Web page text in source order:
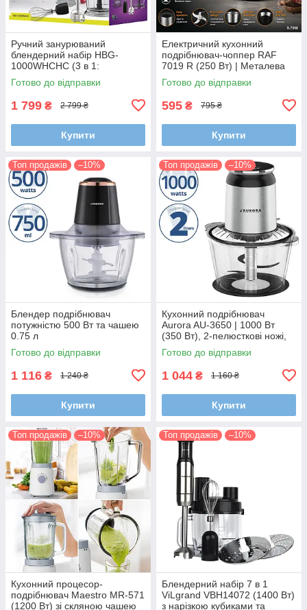
Ручний занурюваний
блендерний набір HBG-
1000WHCHC (3 в 1:
подрібнювач, блендер,
вінчик)
Готово до відправки
1 799 ₴ 2 799 ₴
Купити
Електричний кухонний
подрібнювач-чоппер RAF
7019 R (250 Вт) | Металева
чаша 2 л та 4 леза з
нержавіючої сталі
Готово до відправки
595 ₴ 795 ₴
Купити
Топ продажів –10%
Блендер подрібнювач
потужністю 500 Вт та чашею
0.75 л
Готово до відправки
1 116 ₴ 1 240 ₴
Купити
Топ продажів –10%
Кухонний подрібнювач
Aurora AU-3650 | 1000 Вт
(350 Вт), 2-пелюсткові ножі,
для м'яса, овочів, горіхів
Готово до відправки
1 044 ₴ 1 160 ₴
Купити
Топ продажів –10%
Кухонний процесор-
подрібнювач Maestro MR-571
(1200 Вт) зі скляною чашею
Топ продажів –10%
Блендерний набір 7 в 1
ViLgrand VBH14072 (1400 Вт)
з нарізкою кубиками та